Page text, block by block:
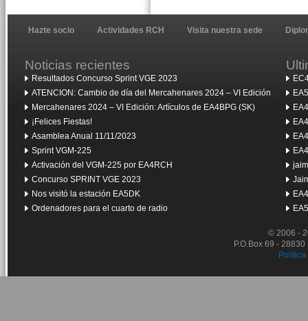
Hazte socio Actividades RCH Visita nuestra sede
Noticias recientes
Resultados Concurso Sprint VGE 2023
ATENCION: Cambio de día del Mercahenares 2024 – VI Edición
Mercahenares 2024 – VI Edición: Artículos de EA4BPG (SK)
¡Felices Fiestas!
Asamblea Anual 11/11/2023
Sprint VGM-225
Activación del VGM-225 por EA4RCH
Concurso SPRINT VGE 2023
Nos visitó la estación EA5DK
Ordenadores para el cuarto de radio
© 2006 -
P.O.Box 69 -